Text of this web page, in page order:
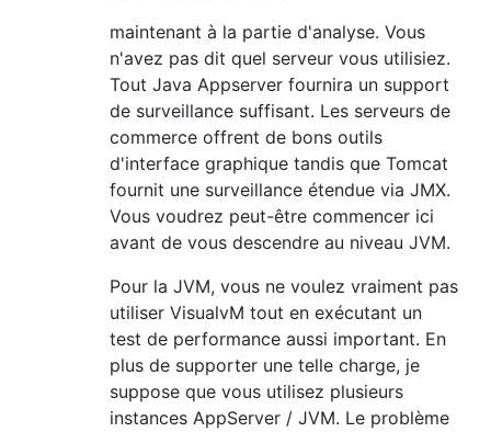
maintenant à la partie d'analyse. Vous
n'avez pas dit quel serveur vous utilisiez.
Tout Java Appserver fournira un support
de surveillance suffisant. Les serveurs de
commerce offrent de bons outils
d'interface graphique tandis que Tomcat
fournit une surveillance étendue via JMX.
Vous voudrez peut-être commencer ici
avant de vous descendre au niveau JVM.
Pour la JVM, vous ne voulez vraiment pas
utiliser VisualvM tout en exécutant un
test de performance aussi important. En
plus de supporter une telle charge, je
suppose que vous utilisez plusieurs
instances AppServer / JVM. Le problème